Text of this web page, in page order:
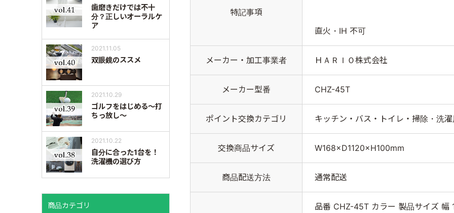
特記事項
直火・IH 不可
メーカー・加工事業者 ＨＡＲＩＯ株式会社
メーカー型番 CHZ-45T
ポイント交換カテゴリ キッチン・バス・トイレ・掃除・洗
交換商品サイズ W168×D1120×H100mm
商品配送方法 通常配送
品番 CHZ-45T カラー 製品サイズ
歯磨きだけでは不十
分？正しいオーラルケ
ア
2021.11.05
双眼鏡のススメ
2021.10.29
ゴルフをはじめる～打
ちっ放し～
2021.10.22
自分に合った1台を！
洗濯機の選び方
商品カテゴリ